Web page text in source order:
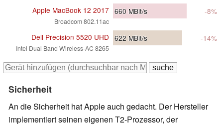
Apple MacBook 12 2017
Broadcom 802.11ac
660 MBit/s -8%
Dell Precision 5520 UHD
Intel Dual Band Wireless-AC 8265
622 MBit/s -14%
Sicherheit
An die Sicherheit hat Apple auch gedacht. Der Hersteller
implementiert seinen eigenen T2-Prozessor, der